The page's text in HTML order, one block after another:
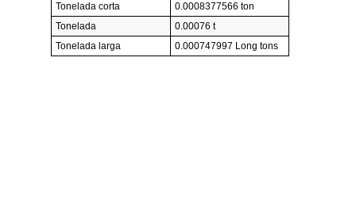
Tonelada corta
0.0008377566 ton
Tonelada
0.00076 t
Tonelada larga
0.000747997 Long tons